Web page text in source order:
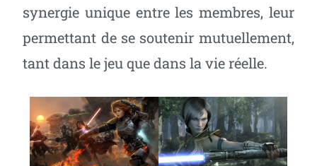
synergie unique entre les membres, leur
permettant de se soutenir mutuellement,
tant dans le jeu que dans la vie réelle.